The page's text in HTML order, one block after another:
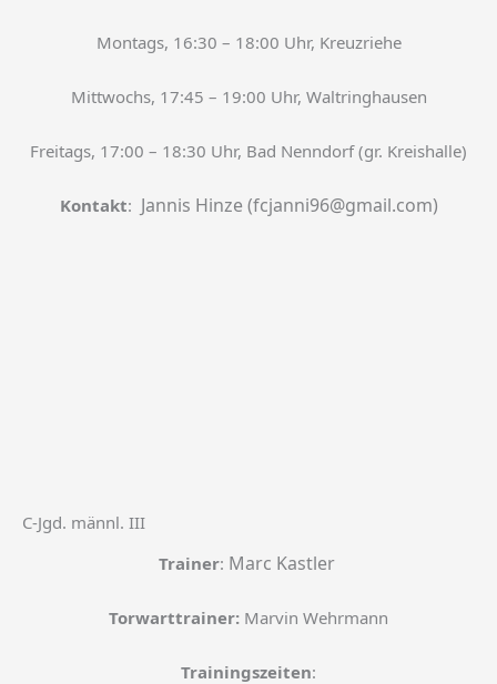
Montags, 16:30 – 18:00 Uhr, Kreuzriehe
Mittwochs, 17:45 – 19:00 Uhr, Waltringhausen
Freitags, 17:00 – 18:30 Uhr, Bad Nenndorf (gr. Kreishalle)
Kontakt: Jannis Hinze (fcjanni96@gmail.com)
C-Jgd. männl. III
Trainer: Marc Kastler
Torwarttrainer: Marvin Wehrmann
Trainingszeiten: